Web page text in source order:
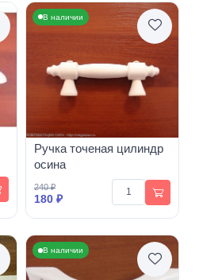
В наличии
Ручка точеная цилиндр
осина
240 ₽
180 ₽
В наличии